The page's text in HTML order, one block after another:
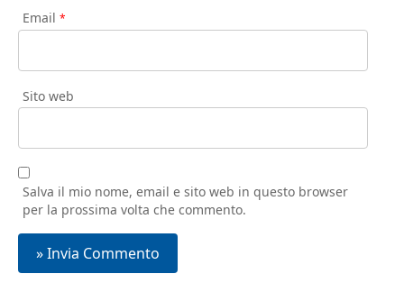
Email *
Sito web
Salva il mio nome, email e sito web in questo browser
per la prossima volta che commento.